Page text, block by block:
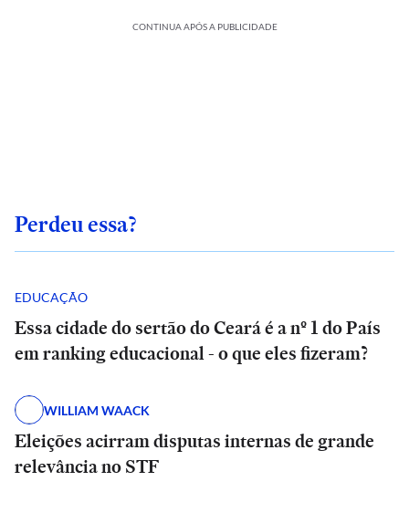
CONTINUA APÓS A PUBLICIDADE
Perdeu essa?
EDUCAÇÃO
Essa cidade do sertão do Ceará é a nº 1 do País
em ranking educacional - o que eles fizeram?
WILLIAM WAACK
Eleições acirram disputas internas de grande
relevância no STF